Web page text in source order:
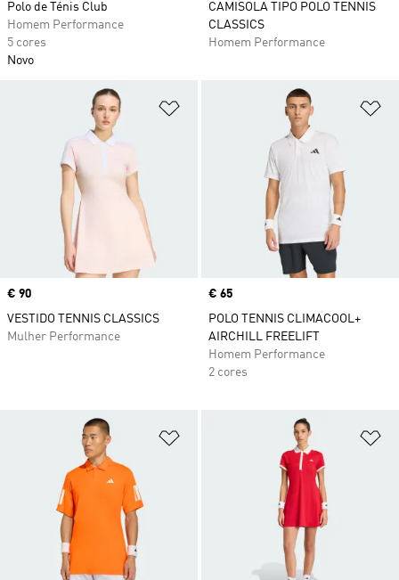
Polo de Ténis Club
Homem Performance
5 cores
Novo
CAMISOLA TIPO POLO TENNIS
CLASSICS
Homem Performance
Adicionar à Lista de Desejos
Price
€ 90
VESTIDO TENNIS CLASSICS
Mulher Performance
Price
€ 65
POLO TENNIS CLIMACOOL+
AIRCHILL FREELIFT
Homem Performance
2 cores
Adicionar à Lista de Desejos